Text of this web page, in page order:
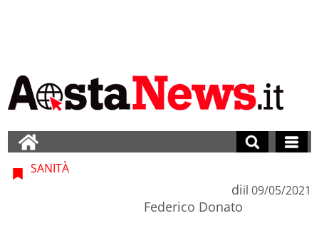
SANITÀ
di
Federico Donato
il 09/05/2021